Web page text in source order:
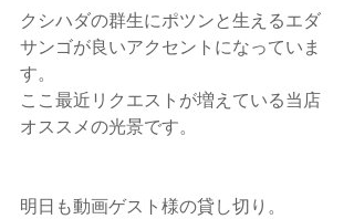
クシハダの群生にポツンと生えるエダ
サンゴが良いアクセントになっていま
す。
ここ最近リクエストが増えている当店
オススメの光景です。
明日も動画ゲスト様の貸し切り。